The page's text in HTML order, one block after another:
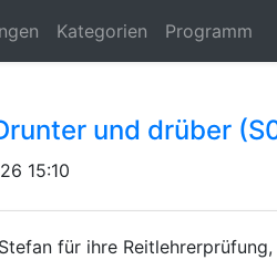
Kategorien Programm
und drüber
15:10
für ihre